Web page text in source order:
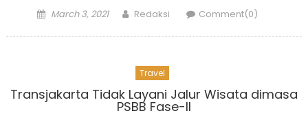
Posted
March 3, 2021 Author
Redaksi Comment(0)
Travel
Transjakarta Tidak Layani Jalur Wisata dimasa
PSBB Fase-II